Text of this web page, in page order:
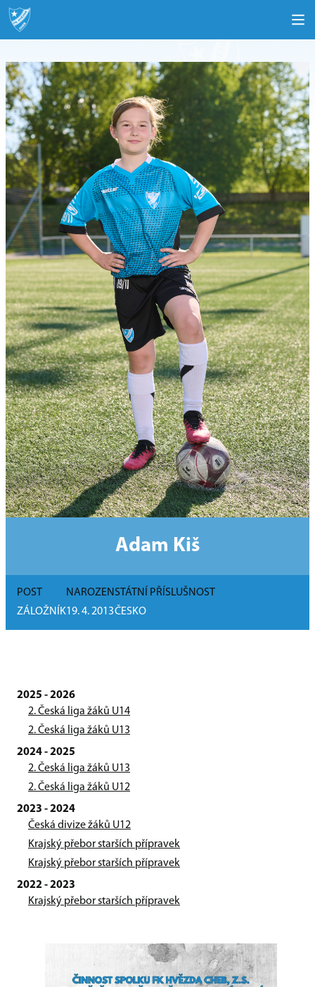
Adam Kiš
POST
ZÁLOŽNÍK
NAROZEN
19. 4. 2013
STÁTNÍ PŘÍSLUŠNOST
ČESKO
2025 - 2026
2. Česká liga žáků U14
2. Česká liga žáků U13
2024 - 2025
2. Česká liga žáků U13
2. Česká liga žáků U12
2023 - 2024
Česká divize žáků U12
Krajský přebor starších přípravek
Krajský přebor starších přípravek
2022 - 2023
Krajský přebor starších přípravek